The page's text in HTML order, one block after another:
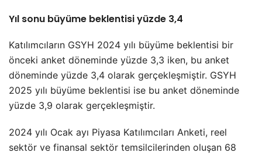
Yıl sonu büyüme beklentisi yüzde 3,4
Katılımcıların GSYH 2024 yılı büyüme beklentisi bir
önceki anket döneminde yüzde 3,3 iken, bu anket
döneminde yüzde 3,4 olarak gerçekleşmiştir. GSYH
2025 yılı büyüme beklentisi ise bu anket döneminde
yüzde 3,9 olarak gerçekleşmiştir.
2024 yılı Ocak ayı Piyasa Katılımcıları Anketi, reel
sektör ve finansal sektör temsilcilerinden oluşan 68